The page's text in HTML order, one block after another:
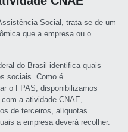
Social, trata-se de um
que a empresa ou o
do Brasil identifica quais
sociais. Como é
o FPAS, disponibilizamos
a atividade CNAE,
de terceiros, alíquotas
a empresa deverá recolher.